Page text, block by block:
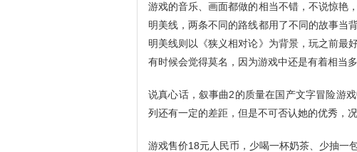
游戏的音乐、画面都做的相当不错，不说惊艳
明美线，两条不同的路线都用了不同的故事当
明美线则以《狭义相对论》为背景，玩之前最
有时候会觉得莫名，因为游戏中还是有着相当
说真心话，叙事曲2的质量在国产文字冒险游
列还有一定的差距，但是不可否认她的优秀，
游戏售价18元人民币，少喝一杯奶茶、少抽一